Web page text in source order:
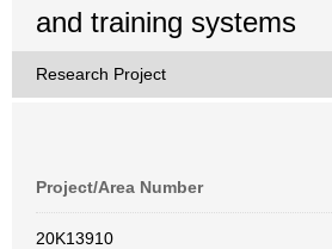
and training systems
Research Project
Project/Area Number
20K13910